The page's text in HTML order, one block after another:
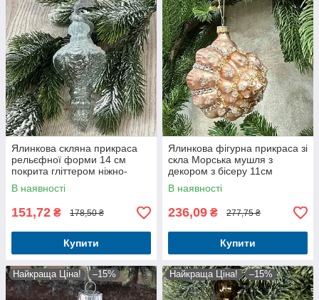
Ялинкова скляна прикраса
рельєфної форми 14 см
покрита гліттером ніжно-
блакитного кольору.
В наявності
151,72 ₴ 178,50 ₴
Купити
Ялинкова фігурна прикраса зі
скла Морська мушля з
декором з бісеру 11см
В наявності
236,09 ₴ 277,75 ₴
Купити
Найкраща Ціна! –15% Найкраща Ціна! –15%